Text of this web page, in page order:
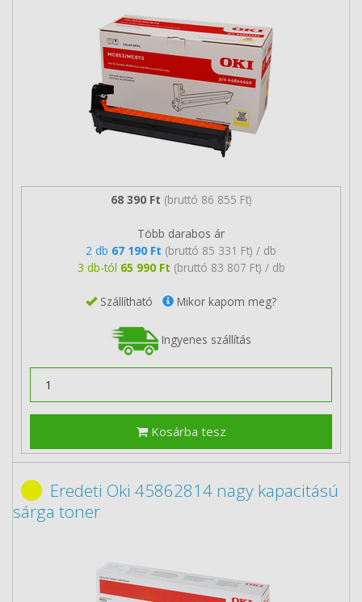
68 390 Ft (bruttó 86 855 Ft)
Több darabos ár
2 db 67 190 Ft (bruttó 85 331 Ft) / db
3 db-tól 65 990 Ft (bruttó 83 807 Ft) / db
Szállítható Mikor kapom meg?
Ingyenes szállítás
Kosárba tesz
Eredeti Oki 45862814 nagy kapacitású
sárga toner